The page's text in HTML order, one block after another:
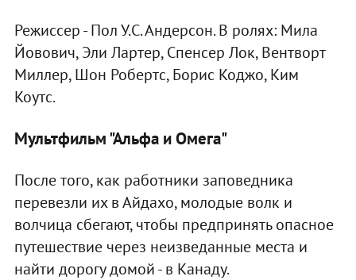
Режиссер - Пол У.С. Андерсон. В ролях: Мила
Йовович, Эли Лартер, Спенсер Лок, Вентворт
Миллер, Шон Робертс, Борис Коджо, Ким
Коутс.
Мультфильм "Альфа и Омега"
После того, как работники заповедника
перевезли их в Айдахо, молодые волк и
волчица сбегают, чтобы предпринять опасное
путешествие через неизведанные места и
найти дорогу домой - в Канаду.